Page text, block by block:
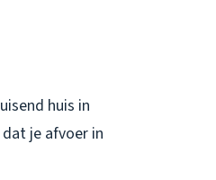
huis in
je afvoer in